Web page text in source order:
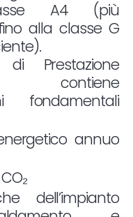
A4 (più
alla classe G
di Prestazione
contiene
fondamentali
annuo
dell’impianto